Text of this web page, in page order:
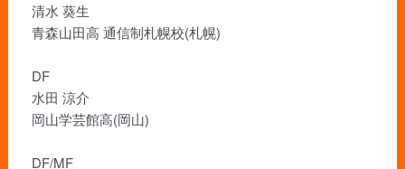
清水 葵生
青森山田高 通信制札幌校(札幌)
DF
水田 涼介
岡山学芸館高(岡山)
DF/MF